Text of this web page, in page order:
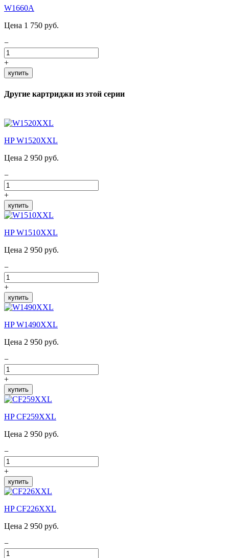
W1660A
Цена 1 750 руб.
−
+
купить
Другие картриджи из этой серии
HP W1520XXL
Цена 2 950 руб.
−
+
купить
HP W1510XXL
Цена 2 950 руб.
−
+
купить
HP W1490XXL
Цена 2 950 руб.
−
+
купить
HP CF259XXL
Цена 2 950 руб.
−
+
купить
HP CF226XXL
Цена 2 950 руб.
−